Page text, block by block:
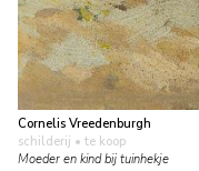
Cornelis Vreedenburgh
schilderij • te koop
Moeder en kind bij tuinhekje